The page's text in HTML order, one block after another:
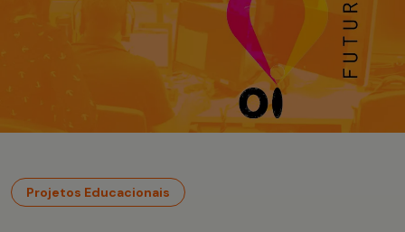
Projetos Educacionais